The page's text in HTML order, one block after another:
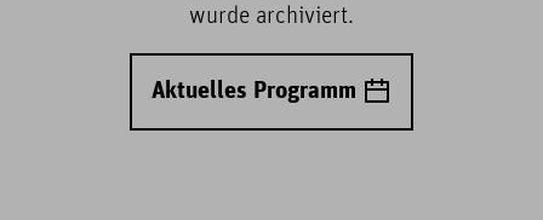
wurde archiviert.
Aktuelles Programm